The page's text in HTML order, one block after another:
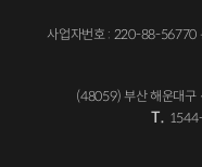
사업자번호 : 220-88-56770
(48059) 부산 해운대구
T.